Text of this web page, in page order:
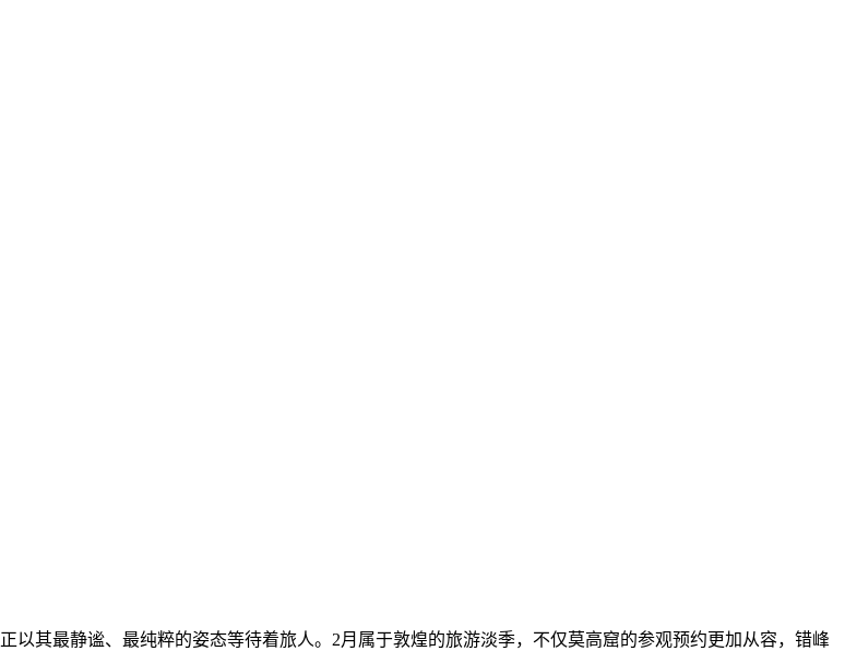
正以其最静谧、最纯粹的姿态等待着旅人。2月属于敦煌的旅游淡季，不仅莫高窟的参观预约更加从容，错峰